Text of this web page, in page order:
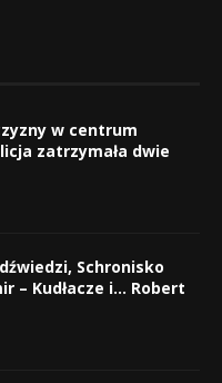
w centrum
zatrzymała dwie
Schronisko
– Kudłacze i… Robert